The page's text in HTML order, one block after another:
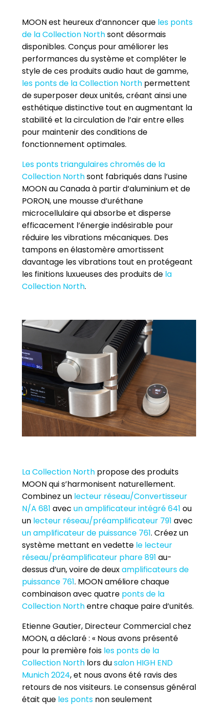
MOON est heureux d’annoncer que les ponts
de la Collection Northsont désormais
disponibles. Conçus pour améliorer les
performances du système et compléter le
style de ces produits audio haut de gamme,
les ponts de la Collection North permettent
de superposer deux unités, créant ainsi une
esthétique distinctive tout en augmentant la
stabilité et la circulation de l’air entre elles
pour maintenir des conditions de
fonctionnement optimales.
Les ponts triangulaires chromés de la
Collection Northsont fabriqués dans l’usine
MOON au Canada à partir d’aluminium et de
PORON, une mousse d’uréthane
microcellulaire qui absorbe et disperse
efficacement l’énergie indésirable pour
réduire les vibrations mécaniques. Des
tampons en élastomère amortissent
davantage les vibrations tout en protégeant
les finitions luxueuses des produits de la
Collection North.
La Collection North propose des produits
MOON qui s’harmonisent naturellement.
Combinez un lecteur réseau/Convertisseur
N/A 681 avec un amplificateur intégré 641 ou
un lecteur réseau/préamplificateur 791 avec
un amplificateur de puissance 761. Créez un
système mettant en vedette le lecteur
réseau/préamplificateur phare 891 au-
dessus d’un, voire de deuxamplificateurs de
puissance 761. MOON améliore chaque
combinaison avec quatre ponts de la
Collection Northentre chaque paire d’unités.
Etienne Gautier, Directeur Commercial chez
MOON, a déclaré : « Nous avons présenté
pour la première fois les ponts de la
Collection North lors dusalon HIGH END
Munich 2024, et nous avons été ravis des
retours de nos visiteurs. Le consensus général
était que les ponts non seulement